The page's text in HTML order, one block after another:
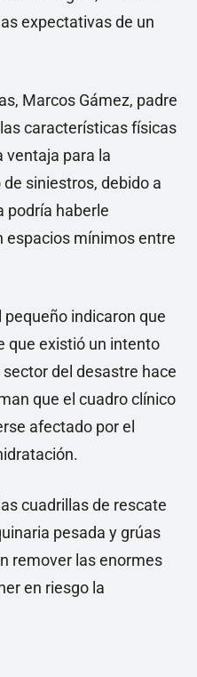
expectativas de un
Marcos Gámez, padre
características físicas
ventaja para la
siniestros, debido a
podría haberle
espacios mínimos entre
indicaron que
que existió un intento
del desastre hace
que el cuadro clínico
afectado por el
cuadrillas de rescate
pesada y grúas
remover las enormes
en riesgo la